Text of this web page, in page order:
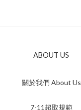
ABOUT US
關於我們 About Us
7-11超取規範